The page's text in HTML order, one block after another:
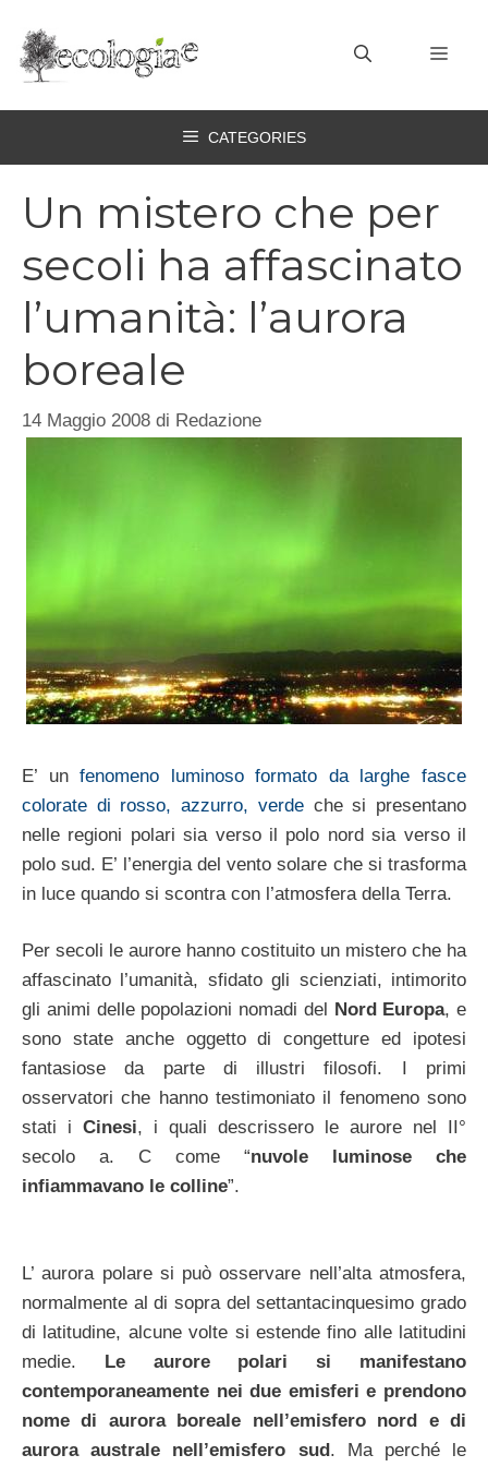
contenuto
CATEGORIES
Un mistero che per
secoli ha affascinato
l’umanità: l’aurora
boreale
14 Maggio 2008 di Redazione
E’ unfenomeno luminoso formato da larghe fasce
colorate di rosso, azzurro, verdeche si presentano
nelle regioni polari sia verso il polo nord sia verso il
polo sud. E’ l’energia del vento solare che si trasforma
in luce quando si scontra con l’atmosfera della Terra.
Per secoli le aurore hanno costituito un mistero che ha
affascinato l’umanità, sfidato gli scienziati, intimorito
gli animi delle popolazioni nomadi del Nord Europa, e
sono state anche oggetto di congetture ed ipotesi
fantasiose da parte di illustri filosofi. I primi
osservatori che hanno testimoniato il fenomeno sono
stati i Cinesi, i quali descrissero le aurore nel II°
secolo a. C come “nuvole luminose che
infiammavano le colline”.
L’ aurora polare si può osservare nell’alta atmosfera,
normalmente al di sopra del settantacinquesimo grado
di latitudine, alcune volte si estende fino alle latitudini
medie. Le aurore polari si manifestano
contemporaneamente nei due emisferi e prendono
nome di aurora boreale nell’emisfero nord e di
aurora australe nell’emisfero sud. Ma perché le